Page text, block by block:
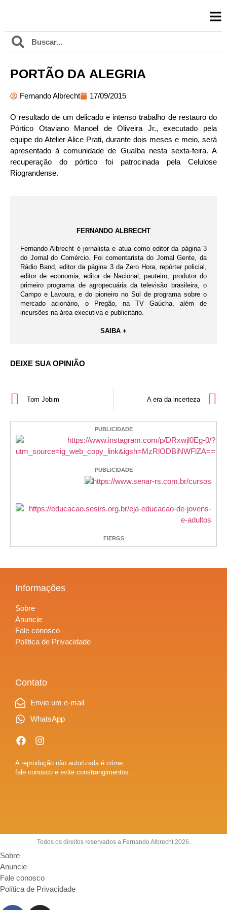
PORTÃO DA ALEGRIA
Fernando Albrecht 17/09/2015
O resultado de um delicado e intenso trabalho de restauro do
Pórtico Otaviano Manoel de Oliveira Jr., executado pela
equipe do Atelier Alice Prati, durante dois meses e meio, será
apresentado à comunidade de Guaíba nesta sexta-feira. A
recuperação do pórtico foi patrocinada pela Celulose
Riograndense.
FERNANDO ALBRECHT
Fernando Albrecht é jornalista e atua como editor da página 3
do Jornal do Comércio. Foi comentarista do Jornal Gente, da
Rádio Band, editor da página 3 da Zero Hora, repórter policial,
editor de economia, editor de Nacional, pauteiro, produtor do
primeiro programa de agropecuária da televisão brasileira, o
Campo e Lavoura, e do pioneiro no Sul de programa sobre o
mercado acionário, o Pregão, na TV Gaúcha, além de
incursões na área executiva e publicitário.
SAIBA +
DEIXE SUA OPINIÃO
Tom Jobim A era da incerteza
PUBLICIDADE
PUBLICIDADE
FIERGS
Informações
Sobre
Anuncie
Fale conosco
Política de Privacidade
Contato
Envie um e-mail
WhatsApp
A reprodução não autorizada é crime,
fale conosco e evite constrangimentos.
Todos os direitos reservados a Fernando Albrecht 2026.
Sobre
Anuncie
Fale conosco
Política de Privacidade